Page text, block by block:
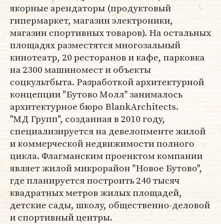
якорные арендаторы (продуктовый
гипермаркет, магазин электроники,
магазин спортивных товаров). На остальных
площадях разместятся многозальный
кинотеатр, 20 ресторанов и кафе, парковка
на 2300 машиномест и объекты
соцкультбыта. Разработкой архитектурной
концепции "Бутово Молл" занималось
архитектурное бюро BlankArchitects.
"МД Групп", созданная в 2010 году,
специализируется на девелопменте жилой
и коммерческой недвижимости полного
цикла. Флагманским проенктом компании
являет жилой микрорайон "Новое Бутово",
где планируется построить 240 тысяч
квадратных метров жилых площадей,
детские сады, школу, общественно-деловой
и спортивный центры.